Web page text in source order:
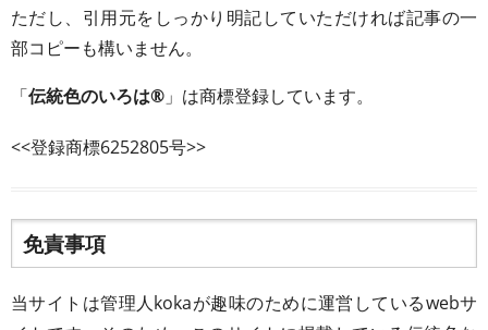
ただし、引用元をしっかり明記していただければ記事の一
部コピーも構いません。
「伝統色のいろは® 」は商標登録しています。
<<登録商標6252805号>>
免責事項
当サイトは管理人kokaが趣味のために運営しているwebサ